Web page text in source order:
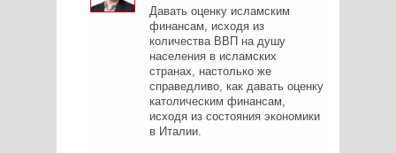
Давать оценку исламским
финансам, исходя из
количества ВВП на душу
населения в исламских
странах, настолько же
справедливо, как давать оценку
католическим финансам,
исходя из состояния экономики
в Италии.